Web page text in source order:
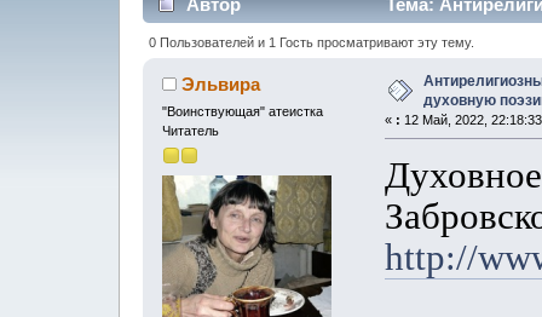
Автор
Тема:
(Прочитано 14406 раз)
0 Пользователей и 1 Гость просматривают эту тему.
Эльвира
"Воинствующая" атеистка
Читатель
духовную
« : 12 Май, 2022,
http://